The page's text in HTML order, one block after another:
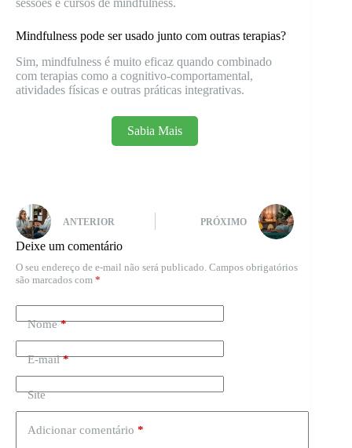
sessões e cursos de mindfulness.
Mindfulness pode ser usado junto com outras terapias?
Sim, mindfulness é muito eficaz quando combinado
com terapias como a cognitivo-comportamental,
atividades físicas e outras práticas integrativas.
Sabia Mais
ANTERIOR PRÓXIMO
Deixe um comentário
O seu endereço de e-mail não será publicado. Campos obrigatórios
são marcados com *
Nome*
E-mail*
Site
Adicionar comentário *